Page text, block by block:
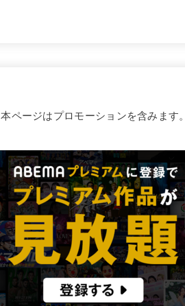
本ページはプロモーションを含みます。